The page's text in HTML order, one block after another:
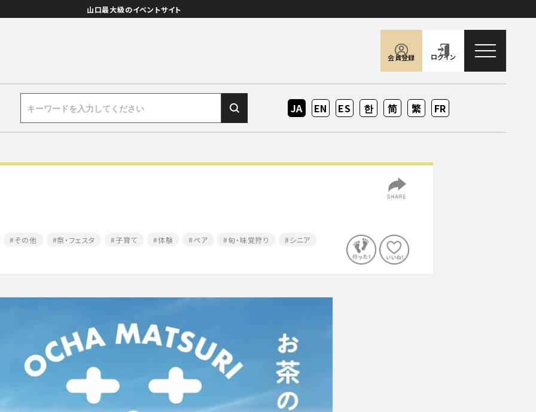
山口最大級のイベントサイト
会員登録 ログイン toggle
ZH-
ZH-
EN FR
JA KO
ES
その他 祭・フェスタ 子育て 体験 ペア 旬・味覚狩り
シニア